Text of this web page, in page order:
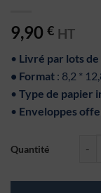
9,90 € HT
• Livré par lots de
• Format : 8,2 *
• Type de papier
• Enveloppes
quantité de Carte de